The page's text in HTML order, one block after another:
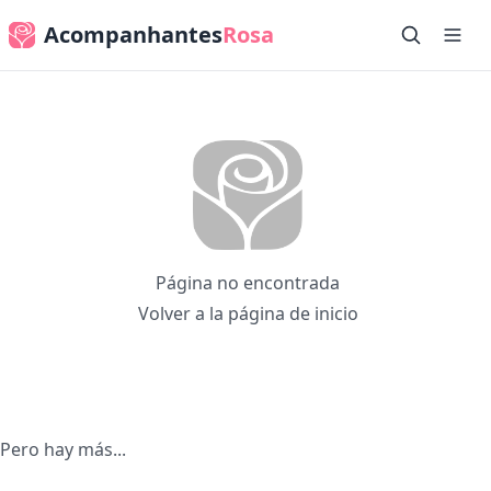
AcompanhantesRosa
Página no encontrada
Volver a la página de inicio
Pero hay más...